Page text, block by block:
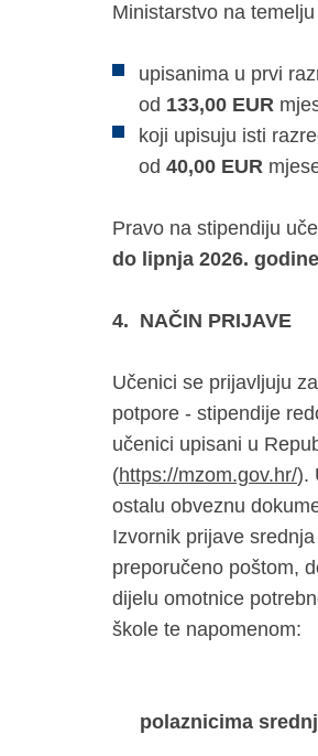
Ministarstvo na
upisanima u prvi
od 133,00 EUR
koji upisuju isti
od 40,00 EUR
Pravo na stipendiju
do lipnja 2026. godine
4. NAČIN PRIJAVE
Učenici se prijavljuju
potpore - stipendije
učenici upisani u
(https://mzom.gov.hr/).
ostalu obveznu
Izvornik prijave
preporučeno poštom,
dijelu omotnice
škole te napomenom:
polaznicima